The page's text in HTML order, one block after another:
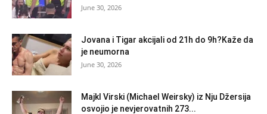
June 30, 2026
Jovana i Tigar akcijali od 21h do 9h?Kaže da
je neumorna
June 30, 2026
Majkl Virski (Michael Weirsky) iz Nju Džersija
osvojio je nevjerovatnih 273...